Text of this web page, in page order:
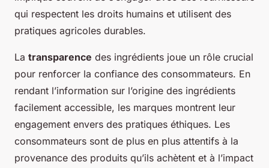
qui respectent les droits humains et utilisent des
pratiques agricoles durables.
La transparence des ingrédients joue un rôle crucial
pour renforcer la confiance des consommateurs. En
rendant l’information sur l’origine des ingrédients
facilement accessible, les marques montrent leur
engagement envers des pratiques éthiques. Les
consommateurs sont de plus en plus attentifs à la
provenance des produits qu’ils achètent et à l’impact